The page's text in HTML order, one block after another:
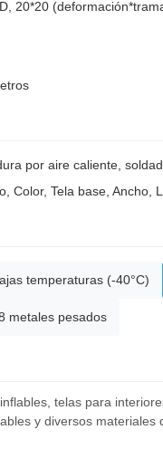
20*20
por aire caliente,
Color, Tela base, Ancho,
temperaturas (-40°C)
metales pesados
telas para
y diversos materiales